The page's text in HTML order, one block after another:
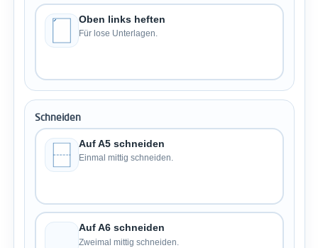
Oben links heften
Für lose Unterlagen.
Schneiden
Auf A5 schneiden
Einmal mittig schneiden.
Auf A6 schneiden
Zweimal mittig schneiden.